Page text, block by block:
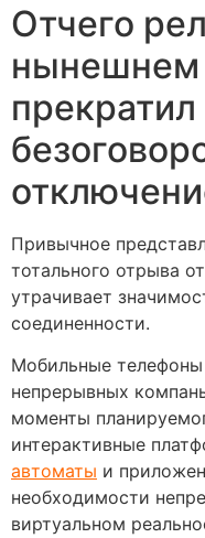
Отчего
нынешнем
прекратил
Привычное
тотального отрыва
утрачивает
соединенности.
Мобильные
непрерывных
моменты
интерактивные
автоматы и
необходимости
виртуальном